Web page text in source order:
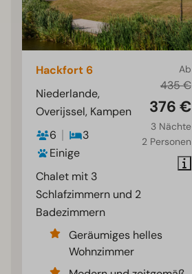
Ab
435 €
376 €
3 Nächte
2 Personen
Hackfort 6
Niederlande,
Overijssel, Kampen
6
3
Einige
Chalet mit 3
Schlafzimmern und 2
Badezimmern
Geräumiges helles
Wohnzimmer